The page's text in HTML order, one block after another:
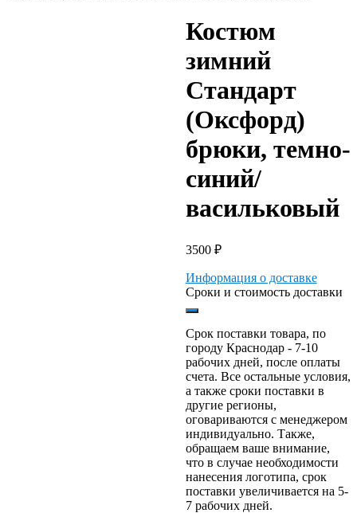
Костюм
зимний
Стандарт
(Оксфорд)
брюки, темно-
синий/
васильковый
3500 ₽
Информация о доставке
Сроки и стоимость доставки
Срок поставки товара, по
городу Краснодар - 7-10
рабочих дней, после оплаты
счета. Все остальные условия,
а также сроки поставки в
другие регионы,
оговариваются с менеджером
индивидуально. Также,
обращаем ваше внимание,
что в случае необходимости
нанесения логотипа, срок
поставки увеличивается на 5-
7 рабочих дней.